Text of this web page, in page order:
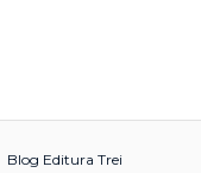
Blog Editura Trei